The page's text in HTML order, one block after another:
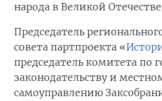
народа в Великой
Председатель
совета партпроекта «
председатель комитета по
законодательству и
самоуправлению